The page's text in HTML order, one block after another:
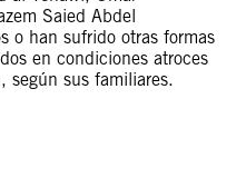
Saied Abdel
o han sufrido otras formas
en condiciones atroces
según sus familiares.